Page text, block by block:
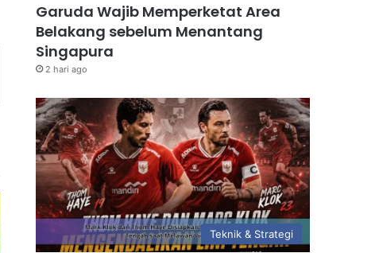
Garuda Wajib Memperketat Area
Belakang sebelum Menantang
Singapura
2 hari ago
Teknik & Strategi